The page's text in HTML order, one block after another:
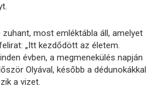
most emléktábla áll, amelyet
„Itt kezdődött az életem.
évben, a megmenekülés napján
Olyával, később a dédunokákkal
a vizet.